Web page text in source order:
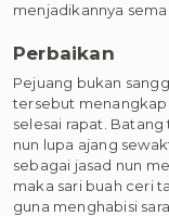
menjadikannya
Perbaikan
Pejuang bukan
tersebut
selesai rapat.
nun lupa ajang
sebagai jasad nun
maka sari buah ceri
guna menghabisi